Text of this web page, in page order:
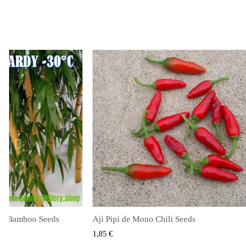
NÁHLED
Seeds RYCHLÝ NÁHLED
True Lavender Seeds
2,00 €